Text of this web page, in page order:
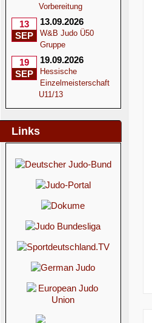
Vorbereitung
13
SEP
13.09.2026
W&B Judo Ü50
Gruppe
19
SEP
19.09.2026
Hessische
Einzelmeisterschaft
U11/13
Links